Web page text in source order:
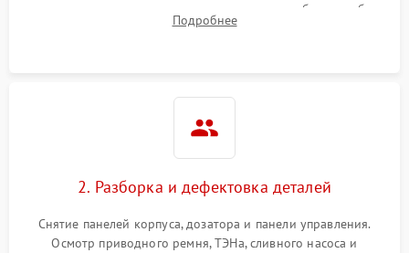
выявления посторонних шумов, протечек или сбоев в работе
электронного модуля управления.
Подробнее
2. Разборка и дефектовка деталей
Снятие панелей корпуса, дозатора и панели управления.
Осмотр приводного ремня, ТЭНа, сливного насоса и